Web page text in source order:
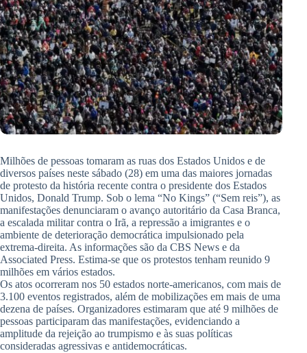
Milhões de pessoas tomaram as ruas dos Estados Unidos e de
diversos países neste sábado (28) em uma das maiores jornadas
de protesto da história recente contra o presidente dos Estados
Unidos, Donald Trump. Sob o lema “No Kings” (“Sem reis”), as
manifestações denunciaram o avanço autoritário da Casa Branca,
a escalada militar contra o Irã, a repressão a imigrantes e o
ambiente de deterioração democrática impulsionado pela
extrema-direita. As informações são da CBS News e da
Associated Press. Estima-se que os protestos tenham reunido 9
milhões em vários estados.
Os atos ocorreram nos 50 estados norte-americanos, com mais de
3.100 eventos registrados, além de mobilizações em mais de uma
dezena de países. Organizadores estimaram que até 9 milhões de
pessoas participaram das manifestações, evidenciando a
amplitude da rejeição ao trumpismo e às suas políticas
consideradas agressivas e antidemocráticas.